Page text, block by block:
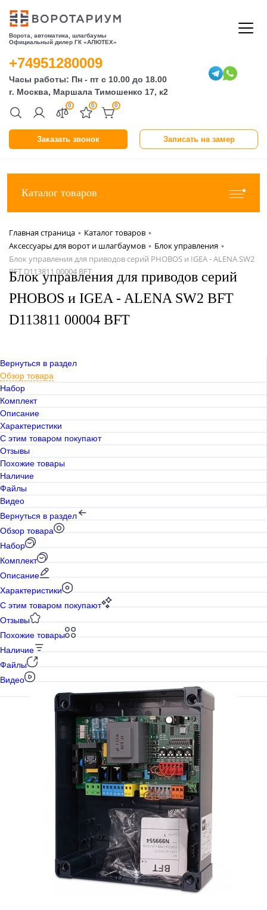
Ворота, автоматика, шлагбаумы
Официальный дилер ГК «АЛЮТЕХ»
Заказать звонок Записать на замер
0 0 0
+74951280009
Часы работы: Пн - пт с 10.00 до 18.00
г. Москва, Маршала Тимошенко 17, к2
Каталог товаров
Главная страница • Каталог товаров •
Аксессуары для ворот и шлагбаумов • Блок управления •
Блок управления для приводов серий PHOBOS и IGEA - ALENA SW2
BFT D113811 00004 BFT
Блок управления для приводов серий
PHOBOS и IGEA - ALENA SW2 BFT
D113811 00004 BFT
Вернуться в раздел
Обзор товара
Набор
Комплект
Описание
Характеристики
С этим товаром покупают
Отзывы
Похожие товары
Наличие
Файлы
Видео
Вернуться в раздел
Обзор товара
Набор
Комплект
Описание
Характеристики
С этим товаром покупают
Отзывы
Похожие товары
Наличие
Файлы
Видео